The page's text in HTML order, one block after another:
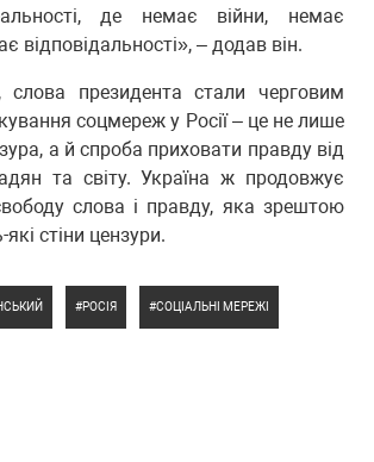
де немає війни, немає
відповідальності», – додав він.
президента стали черговим
соцмереж у Росії – це не лише
а й спроба приховати правду від
та світу. Україна ж продовжує
слова і правду, яка зрештою
стіни цензури.
РОСІЯ СОЦІАЛЬНІ МЕРЕЖІ